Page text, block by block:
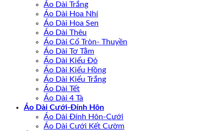
Áo Dài Trắng
Áo Dài Hoa Nhí
Áo Dài Hoa Sen
Áo Dài Thêu
Áo Dài Cổ Tròn- Thuyền
Áo Dài Tơ Tằm
Áo Dài Kiểu Đỏ
Áo Dài Kiểu Hồng
Áo Dài Kiểu Trắng
Áo Dài Tết
Áo Dài 4 Tà
Áo Dài Cưới-Đính Hôn
Áo Dài Đính Hôn-Cưới
Áo Dài Cưới Kết Cườm